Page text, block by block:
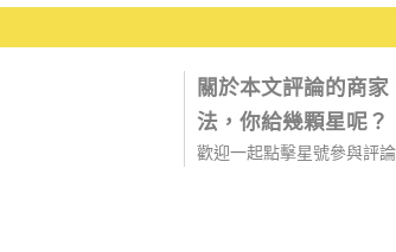
關於本文評論的商
法，你給幾顆星呢？
歡迎一起點擊星號參與評論